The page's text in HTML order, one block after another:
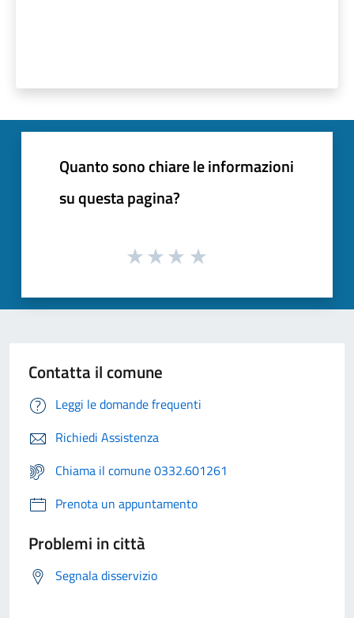
Quanto sono chiare le informazioni
su questa pagina?
Contatta il comune
Leggi le domande frequenti
Richiedi Assistenza
Chiama il comune 0332.601261
Prenota un appuntamento
Problemi in città
Segnala disservizio